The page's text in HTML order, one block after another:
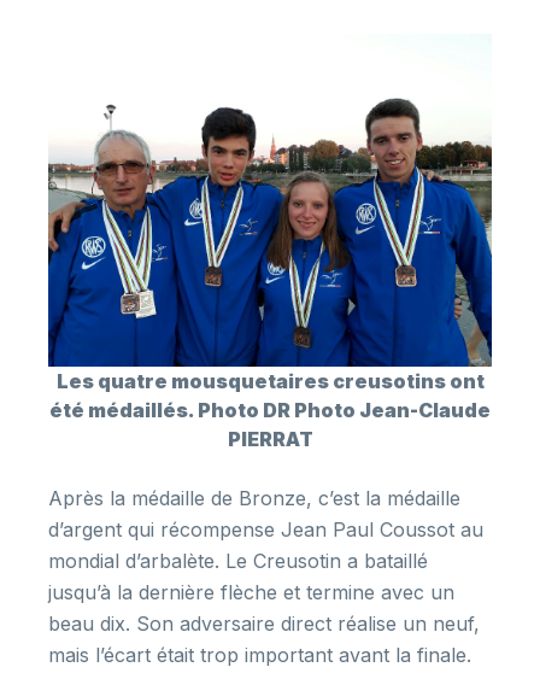
Les quatre mousquetaires creusotins ont
été médaillés. Photo DR Photo Jean-Claude
PIERRAT
Après la médaille de Bronze, c’est la médaille
d’argent qui récompense Jean Paul Coussot au
mondial d’arbalète. Le Creusotin a bataillé
jusqu’à la dernière flèche et termine avec un
beau dix. Son adversaire direct réalise un neuf,
mais l’écart était trop important avant la finale.